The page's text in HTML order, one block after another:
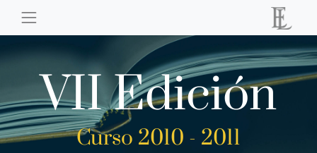
VII Edición
Curso 2010 - 2011